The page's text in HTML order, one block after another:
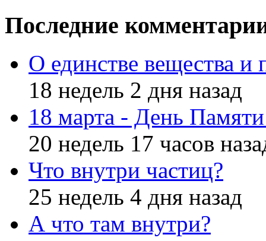
Последние
О единстве вещества и
18 недель 2 дня назад
18 марта - День
20 недель 17 часов
Что внутри частиц?
25 недель 4 дня назад
А что там внутри?